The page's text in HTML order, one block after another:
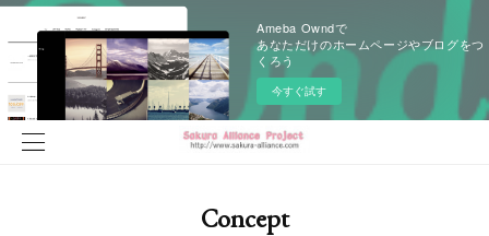
Ameba Owndで
あなただけのホームページやブログをつ
くろう
今すぐ試す
Concept